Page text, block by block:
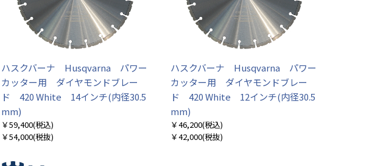
ハスクバーナ Husqvarna パワー
カッター用 ダイヤモンドブレー
ド 420 White 14インチ(内径30.5
mm)
￥59,400(税込)
￥54,000(税抜)
ハスクバーナ Husqvarna パワー
カッター用 ダイヤモンドブレー
ド 420 White 12インチ(内径30.5
mm)
￥46,200(税込)
￥42,000(税抜)
カートへ進む